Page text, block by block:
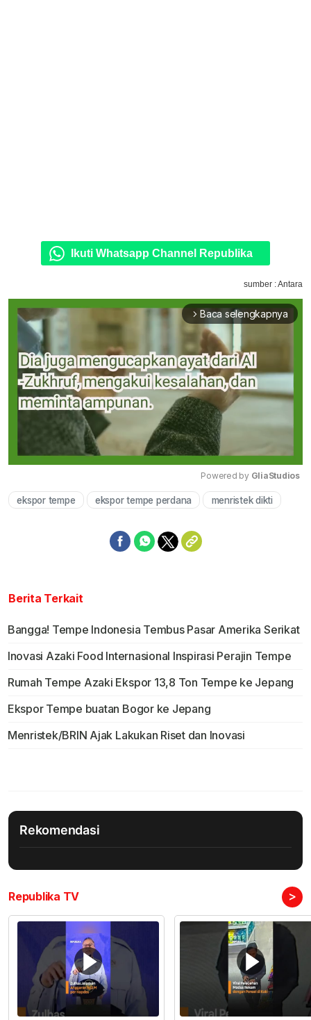
Ikuti Whatsapp Channel Republika
sumber : Antara
arrow_forward_ios Baca selengkapnya
Mute
Powered by GliaStudios
ekspor tempe ekspor tempe perdana menristek dikti
Berita Terkait
Bangga! Tempe Indonesia Tembus Pasar Amerika Serikat
Inovasi Azaki Food Internasional Inspirasi Perajin Tempe
Rumah Tempe Azaki Ekspor 13,8 Ton Tempe ke Jepang
Ekspor Tempe buatan Bogor ke Jepang
Menristek/BRIN Ajak Lakukan Riset dan Inovasi
Rekomendasi
Republika TV >